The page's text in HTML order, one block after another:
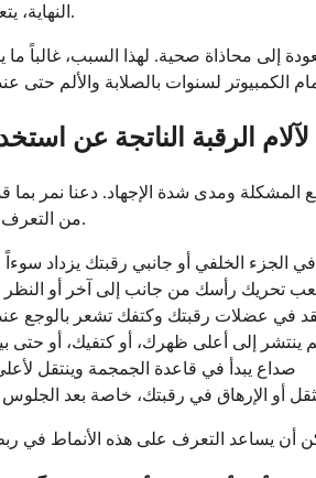
النهاية، يتعب هذا الذراع ويؤلمه.
محاذاة صحية. لهذا السبب، غالباً ما
الرقبة الناتجة عن
المشكلة ومدى شدة الإجهاد. دعنا نمر
من التعرف على العلامات مبكراً.
الجزء الخلفي أو جانبي رقبتك يزداد سوءاً
تحريك رأسك من جانب إلى آخر أو النظر
في عضلات رقبتك وكتفك تشعر بالوجع
ينتشر إلى أعلى ظهرك، أو كتفيك، أو حتى
صداع يبدأ في قاعدة الجمجمة وينتقل
أو الإرهاق في رقبتك، خاصة بعد